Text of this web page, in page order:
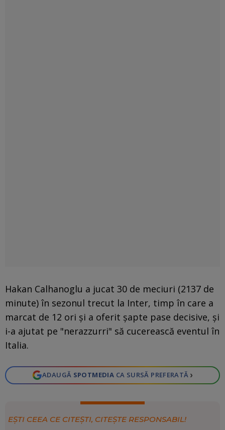
Hakan Calhanoglu a jucat 30 de meciuri (2137 de
minute) în sezonul trecut la Inter, timp în care a
marcat de 12 ori și a oferit șapte pase decisive, și
i-a ajutat pe "nerazzurri" să cucerească eventul în
Italia.
ADAUGĂ SPOTMEDIA CA SURSĂ PREFERATĂ ›
EȘTI CEEA CE CITEȘTI, CITEȘTE RESPONSABIL!